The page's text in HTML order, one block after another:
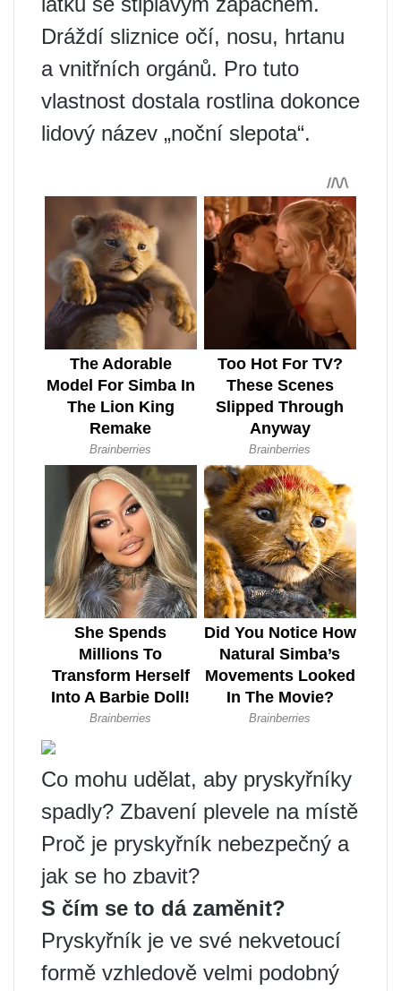
Dráždí sliznice očí, nosu, hrtanu
a vnitřních orgánů. Pro tuto
vlastnost dostala rostlina dokonce
lidový název „noční slepota“.
Co mohu udělat, aby pryskyřníky
spadly? Zbavení plevele na místě
Proč je pryskyřník nebezpečný a
jak se ho zbavit?
S čím se to dá zaměnit?
Pryskyřník je ve své nekvetoucí
formě vzhledově velmi podobný